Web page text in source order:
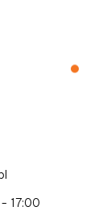
17:00